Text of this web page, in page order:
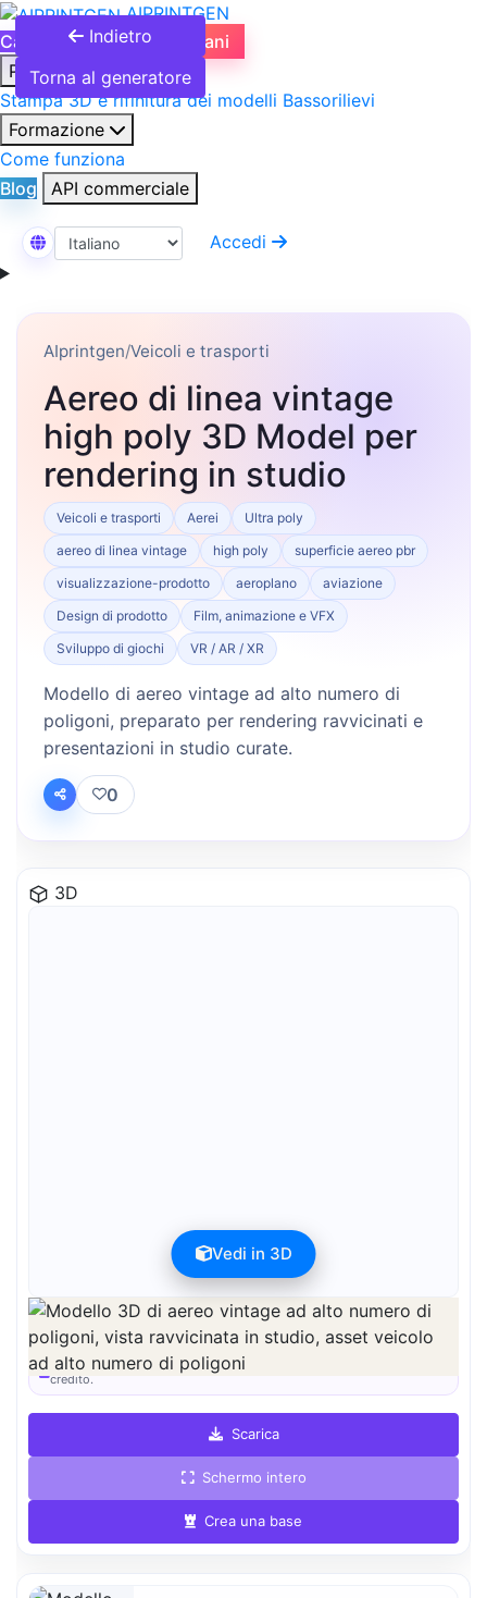
AIPRINTGEN
Catalogo Modelli 3D
Piani
Prodotti
Stampa 3D e rifinitura dei modelli Bassorilievi
Formazione
Come funziona
Blog
API commerciale
Seleziona Lingua
Accedi
Indietro
Torna al generatore
AIprintgen/Veicoli e trasporti
Aereo di linea vintage
high poly 3D Model per
rendering in studio
Veicoli e trasporti Aerei
Ultra poly
aereo di linea vintage
high poly
superficie aereo pbr
visualizzazione-prodotto
aeroplano
aviazione
Design di prodotto
Film, animazione e VFX
Sviluppo di giochi
VR / AR / XR
Modello di aereo vintage ad alto numero di
poligoni, preparato per rendering ravvicinati e
presentazioni in studio curate.
0
3D
Vedi in 3D
L'anteprima può essere scaricata gratuitamente. La qualità completa è
disponibile dopo la registrazione per 1 credito.
L'anteprima è gratuita. La qualità completa richiede la registrazione e 1
credito.
Scarica
Schermo intero
Crea una base